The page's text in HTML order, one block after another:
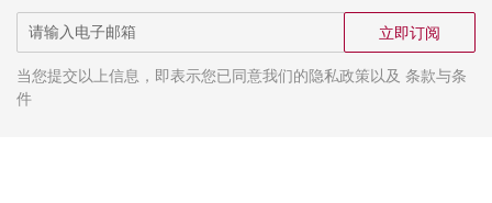
立即订阅
当您提交以上信息，即表示您已同意我们的隐私政策以及 条款与条
件